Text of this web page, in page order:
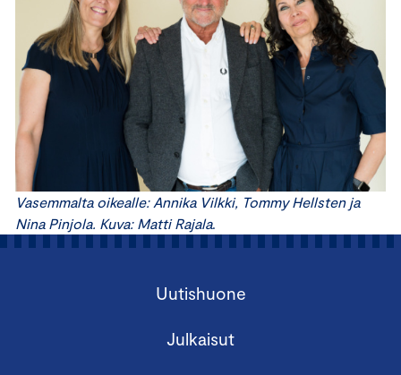
Vasemmalta oikealle: Annika Vilkki, Tommy Hellsten ja
Nina Pinjola. Kuva: Matti Rajala.
Uutishuone
Julkaisut